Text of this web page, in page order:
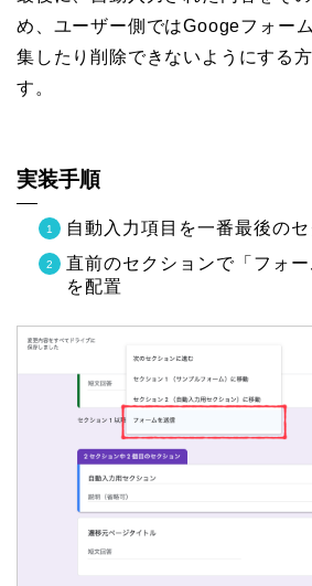
め、ユーザー側ではGoogeフォー
集したり削除できないようにする
す。
実装手順
自動入力項目を一番最後の
直前のセクションで「フォ
を配置